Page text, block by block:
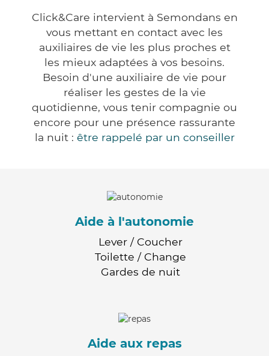
Click&Care intervient à Semondans en
vous mettant en contact avec les
auxiliaires de vie les plus proches et
les mieux adaptées à vos besoins.
Besoin d'une auxiliaire de vie pour
réaliser les gestes de la vie
quotidienne, vous tenir compagnie ou
encore pour une présence rassurante
la nuit : être rappelé par un conseiller
Aide à l'autonomie
Lever / Coucher
Toilette / Change
Gardes de nuit
Aide aux repas